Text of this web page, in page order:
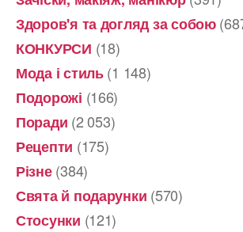
Здоров'я та догляд за собою
КОНКУРСИ (18)
Мода і стиль(1 148)
Подорожі (166)
Поради (2 053)
Рецепти (175)
Різне(384)
Свята й подарунки (570)
Стосунки (121)